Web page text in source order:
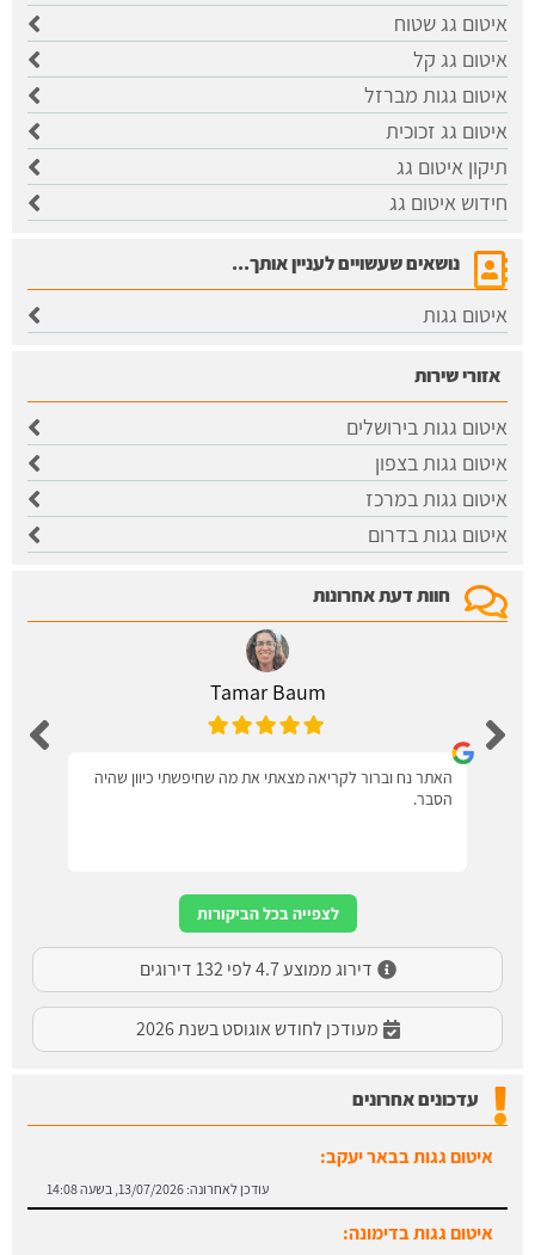
איטום גג שטוח
איטום גג קל
איטום גגות מברזל
איטום גג זכוכית
תיקון איטום גג
חידוש איטום גג
נושאים שעשויים לעניין אותך...
איטום גגות
אזורי שירות
איטום גגות בירושלים
​איטום גגות בצפון
איטום גגות במרכז
איטום גגות בדרום
חוות דעת אחרונות
Tamar Baum
האתר נח וברור לקריאה מצאתי את מה שחיפשתי כיוון שהיה
הסבר.
לצפייה בכל הביקורות
דירוג ממוצע 4.7 לפי 132 דירוגים
מעודכן לחודש אוגוסט בשנת 2026
עדכונים אחרונים
איטום גגות בבאר יעקב:
עודכן לאחרונה: 13/07/2026, בשעה 14:08
איטום גגות בדימונה: